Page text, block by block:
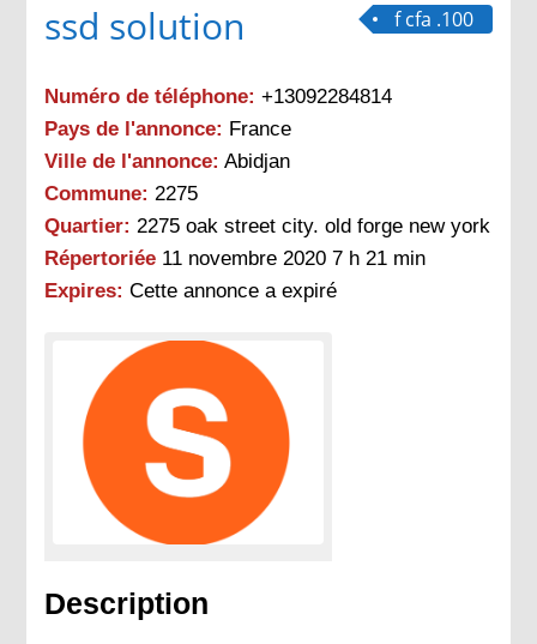
f cfa .100
ssd solution
Numéro de téléphone: +13092284814
Pays de l'annonce: France
Ville de l'annonce: Abidjan
Commune: 2275
Quartier: 2275 oak street city. old forge new york
Répertoriée 11 novembre 2020 7 h 21 min
Expires: Cette annonce a expiré
Description